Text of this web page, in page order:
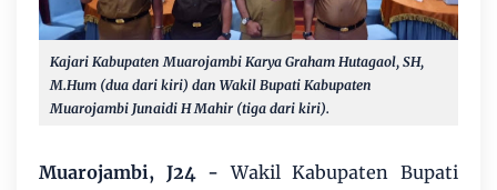
Kajari Kabupaten Muarojambi Karya Graham Hutagaol, SH,
M.Hum (dua dari kiri) dan Wakil Bupati Kabupaten
Muarojambi Junaidi H Mahir (tiga dari kiri).
Muarojambi, J24-Wakil Kabupaten Bupati